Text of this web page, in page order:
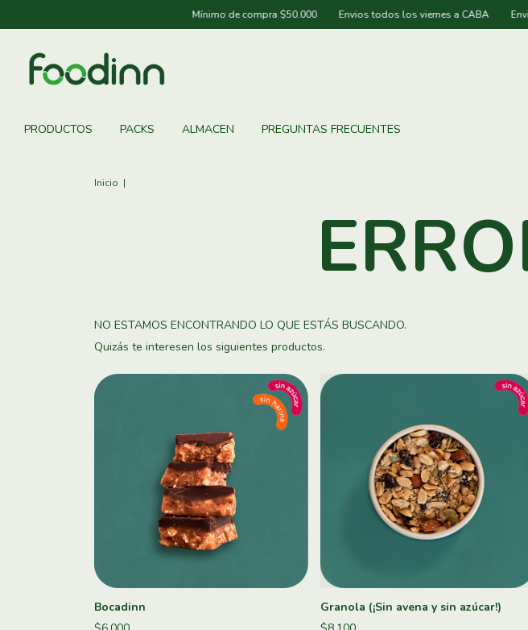
Mínimo de compra $50.000 Envios todos los viernes a CABA
PRODUCTOS PACKS ALMACEN PREGUNTAS FRECUENTES
Inicio |
NO ESTAMOS ENCONTRANDO LO QUE ESTÁS BUSCANDO.
Quizás te interesen los siguientes productos.
Bocadinn
Granola (¡Sin avena y sin azúcar!)